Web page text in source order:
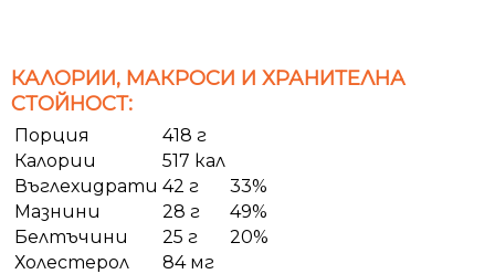
КАЛОРИИ, МАКРОСИ И ХРАНИТЕЛНА
СТОЙНОСТ:
Порция
418 г
Калории
517 кал
Въглехидрати 42 г
33%
Мазнини
28 г
49%
Белтъчини
25 г
20%
Холестерол
84 мг